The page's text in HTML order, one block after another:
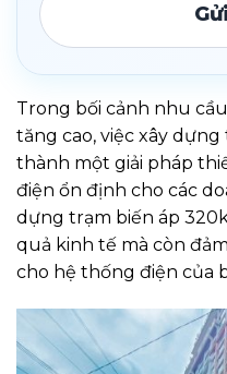
Trong bối cảnh nhu
tăng cao, việc xây
thành một giải pháp
điện ổn định cho các
dựng trạm biến áp
quả kinh tế mà còn
cho hệ thống điện của